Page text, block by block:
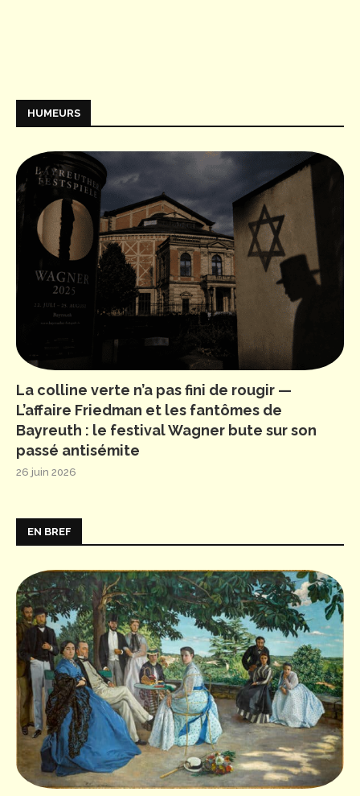
HUMEURS
La colline verte n’a pas fini de rougir —
L’affaire Friedman et les fantômes de
Bayreuth : le festival Wagner bute sur son
passé antisémite
26 juin 2026
EN BREF